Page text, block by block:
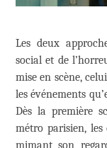
Les deux
social et de
mise en scène,
les événements
Dès la première
métro parisien, les
mimant son